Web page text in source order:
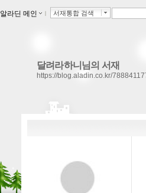
알라딘 메인 ｌ 서재통합 검색
달려라하니님의 서재
https://blog.aladin.co.kr/